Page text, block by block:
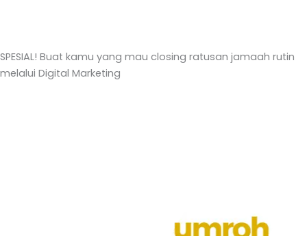
SPESIAL! Buat kamu yang mau closing ratusan jamaah rutin
melalui Digital Marketing